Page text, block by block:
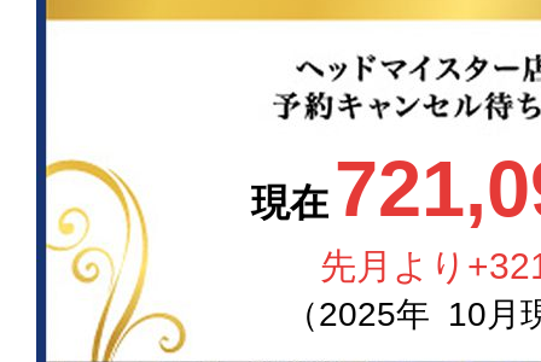
現在
先月より
（2025年 10月